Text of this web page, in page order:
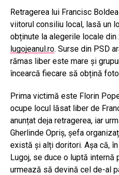
Retragerea lui Francisc
viitorul consiliu local, lasă un
obținute la alegerile locale
lugojeanul.ro. Surse din PSD
rămas liber este mare și
încearcă fiecare să obțină
Prima victimă este Florin
ocupe locul lăsat liber de
anunțat deja retragerea, iar
Gherlinde Opriș, șefa
există și alți doritori. Așa că,
Lugoj, se duce o luptă internă
urmează să devină cel de-al